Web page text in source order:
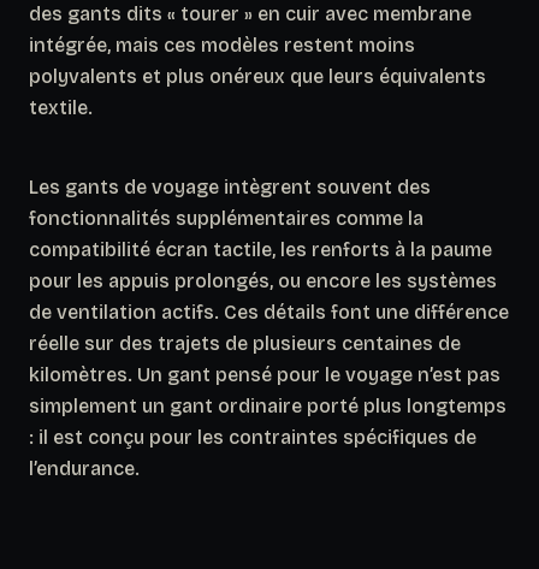
des gants dits « tourer » en cuir avec membrane
intégrée, mais ces modèles restent moins
polyvalents et plus onéreux que leurs équivalents
textile.
Les gants de voyage intègrent souvent des
fonctionnalités supplémentaires comme la
compatibilité écran tactile, les renforts à la paume
pour les appuis prolongés, ou encore les systèmes
de ventilation actifs. Ces détails font une différence
réelle sur des trajets de plusieurs centaines de
kilomètres. Un gant pensé pour le voyage n’est pas
simplement un gant ordinaire porté plus longtemps
: il est conçu pour les contraintes spécifiques de
l’endurance.